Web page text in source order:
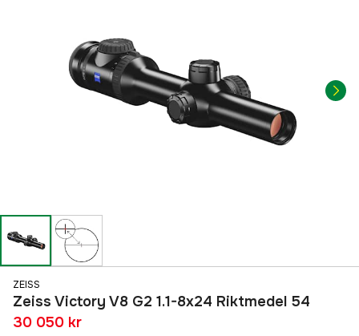
ZEISS
Zeiss Victory V8 G2 1.1-8x24 Riktmedel 54
30 050 kr